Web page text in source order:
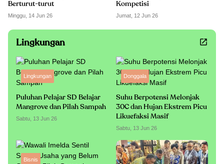
Berturut-turut
Minggu, 14 Jun 26
Kompetisi
Jumat, 12 Jun 26
Lingkungan
Lingkungan
Puluhan Pelajar SD Belajar
Mangrove dan Pilah Sampah
Sabtu, 13 Jun 26
Donggala
Suhu Berpotensi Melonjak
30C dan Hujan Ekstrem Picu
Likuefaksi Masif
Sabtu, 13 Jun 26
Bisnis